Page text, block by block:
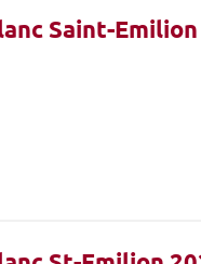
Saint-